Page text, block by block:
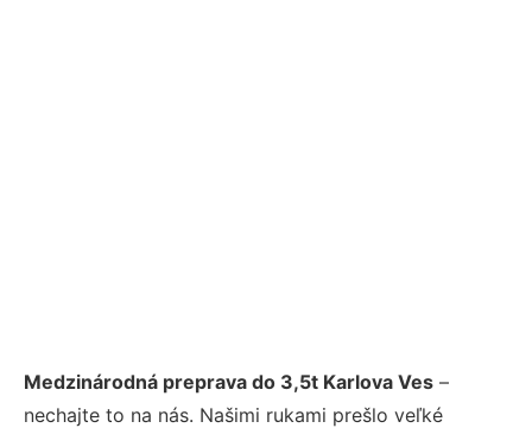
Medzinárodná preprava do 3,5t Karlova Ves –
nechajte to na nás. Našimi rukami prešlo veľké